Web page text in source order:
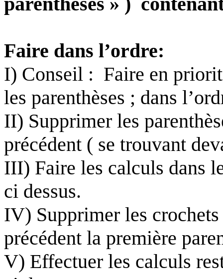
Faire dans l’ordre:
I) Conseil : Faire en
les parenthèses ; dans
II) Supprimer les
précédent ( se trouvant
III) Faire les calculs dans
ci dessus.
IV) Supprimer les crochets
précédent la première
V) Effectuer les calculs